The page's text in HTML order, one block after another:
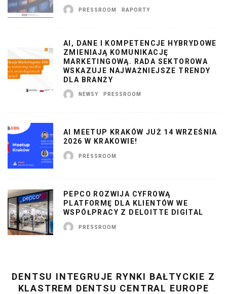
PRESSROOM RAPORTY
AI, DANE I KOMPETENCJE HYBRYDOWE
ZMIENIAJĄ KOMUNIKACJĘ
MARKETINGOWĄ. RADA SEKTOROWA
WSKAZUJE NAJWAŻNIEJSZE TRENDY
DLA BRANŻY
NEWSY PRESSROOM
AI MEETUP KRAKÓW JUŻ 14 WRZEŚNIA
2026 W KRAKOWIE!
PRESSROOM
PEPCO ROZWIJA CYFROWĄ
PLATFORMĘ DLA KLIENTÓW WE
WSPÓŁPRACY Z DELOITTE DIGITAL
PRESSROOM
DENTSU INTEGRUJE RYNKI BAŁTYCKIE Z
KLASTREM DENTSU CENTRAL EUROPE